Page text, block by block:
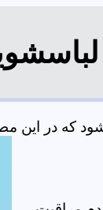
که در این